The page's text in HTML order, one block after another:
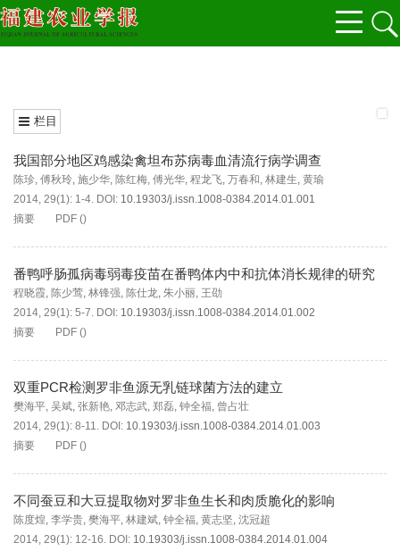
栏目
我国部分地区鸡感染禽坦布苏病毒血清流行病学调查
陈珍, 傅秋玲, 施少华, 陈红梅, 傅光华, 程龙飞, 万春和, 林建生, 黄瑜
2014, 29(1): 1-4. DOI: 10.19303/j.issn.1008-0384.2014.01.001
摘要
PDF ()
番鸭呼肠孤病毒弱毒疫苗在番鸭体内中和抗体消长规律的研究
程晓霞, 陈少莺, 林锋强, 陈仕龙, 朱小丽, 王劭
2014, 29(1): 5-7. DOI: 10.19303/j.issn.1008-0384.2014.01.002
摘要
PDF ()
双重PCR检测罗非鱼源无乳链球菌方法的建立
樊海平, 吴斌, 张新艳, 邓志武, 郑磊, 钟全福, 曾占壮
2014, 29(1): 8-11. DOI: 10.19303/j.issn.1008-0384.2014.01.003
摘要
PDF ()
不同蚕豆和大豆提取物对罗非鱼生长和肉质脆化的影响
陈度煌, 李学贵, 樊海平, 林建斌, 钟全福, 黄志坚, 沈冠超
2014, 29(1): 12-16. DOI: 10.19303/j.issn.1008-0384.2014.01.004